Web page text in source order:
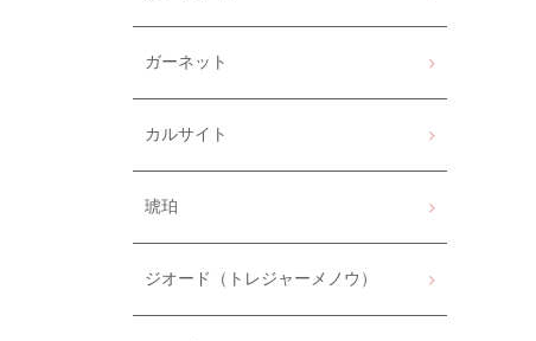
ガーネット
カルサイト
琥珀
ジオード（トレジャーメノウ）